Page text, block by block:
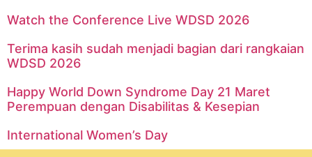
Watch the Conference Live WDSD 2026
Terima kasih sudah menjadi bagian dari rangkaian
WDSD 2026
Happy World Down Syndrome Day 21 Maret
Perempuan dengan Disabilitas & Kesepian
International Women’s Day